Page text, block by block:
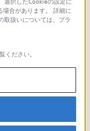
JP」の公式
す。
用規約のご確
ディア利用規
合があります。 詳細に
取扱いについては、プラ
ください。